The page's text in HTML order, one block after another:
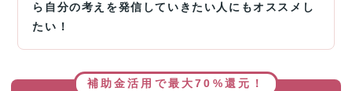
ら自分の考えを発信していきたい人にもオススメし
たい！
補助金活用で最大70%還元！